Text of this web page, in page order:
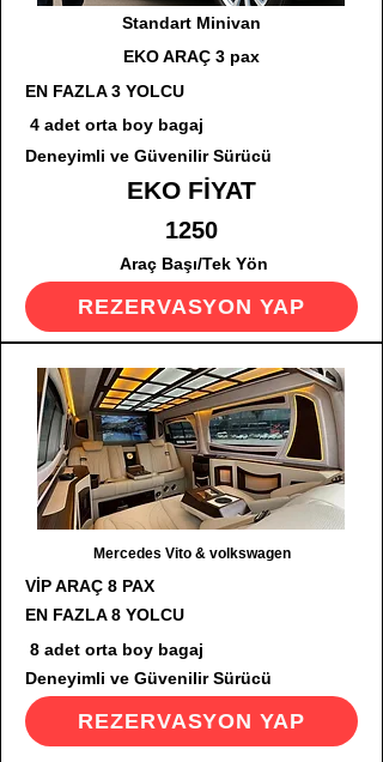
Standart Minivan
EKO ARAÇ 3 pax
EN FAZLA 3 YOLCU
4 adet orta boy bagaj
Deneyimli ve Güvenilir Sürücü
EKO FİYAT
1250
Araç Başı/Tek Yön
REZERVASYON YAP
Mercedes Vito & volkswagen
VİP ARAÇ 8 PAX
EN FAZLA 8 YOLCU
8 adet orta boy bagaj
Deneyimli ve Güvenilir Sürücü
REZERVASYON YAP